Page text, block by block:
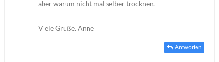
aber warum nicht mal selber trocknen.
Viele Grüße, Anne
Antworten